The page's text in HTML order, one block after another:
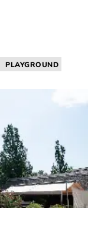
PLAYGROUND